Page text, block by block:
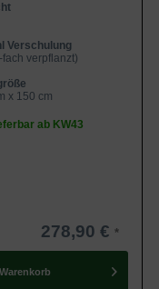
Verschulung
fach verpflanzt)
x 150 cm
ab KW43
278,90 €
Warenkorb